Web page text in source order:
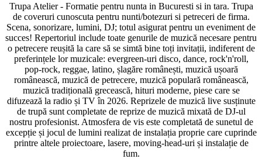
Trupa Atelier - Formatie pentru nunta in Bucuresti si in tara. Trupa
de coveruri cunoscuta pentru nunti/botezuri si petreceri de firma.
Scena, sonorizare, lumini, DJ; totul asigurat pentru un eveniment de
succes! Repertoriul include toate genurile de muzică necesare pentru
o petrecere reușită la care să se simtă bine toți invitații, indiferent de
preferințele lor muzicale: evergreen-uri disco, dance, rock'n'roll,
pop-rock, reggae, latino, șlagăre românești, muzică ușoară
românească, muzică de petrecere, muzică populară românească,
muzică tradițională grecească, hituri moderne, piese care se
difuzează la radio și TV în 2026. Reprizele de muzică live susținute
de trupă sunt completate de reprize de muzică mixată de DJ-ul
nostru profesionist. Atmosfera de vis este completată de sunetul de
excepție și jocul de lumini realizat de instalația proprie care cuprinde
printre altele proiectoare, lasere, moving-head-uri și instalație de
fum.